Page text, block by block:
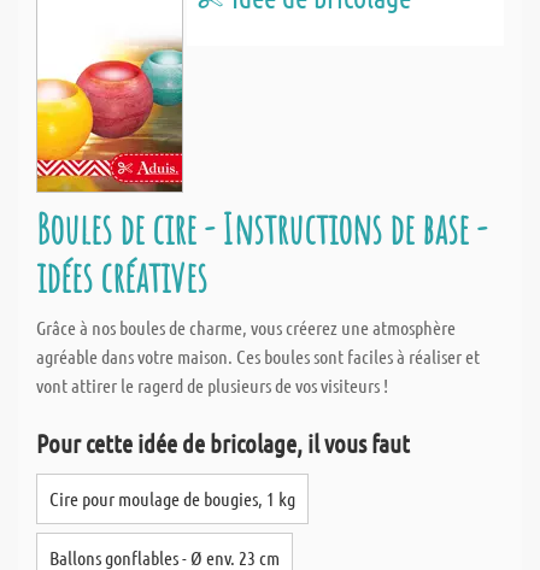
Boules de cire - Instructions de base -
idées créatives
Grâce à nos boules de charme, vous créerez une atmosphère
agréable dans votre maison. Ces boules sont faciles à réaliser et
vont attirer le ragerd de plusieurs de vos visiteurs !
Pour cette idée de bricolage, il vous faut
Cire pour moulage de bougies, 1 kg
Ballons gonflables - Ø env. 23 cm